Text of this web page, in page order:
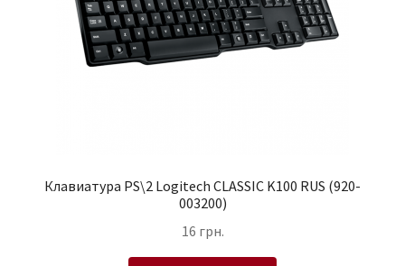
Клавиатура PS\2 Logitech CLASSIC K100 RUS (920-
003200)
16 грн.